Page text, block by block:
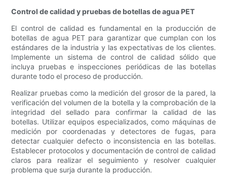
Control de calidad y pruebas de botellas de agua PET
El control de calidad es fundamental en la producción de
botellas de agua PET para garantizar que cumplan con los
estándares de la industria y las expectativas de los clientes.
Implemente un sistema de control de calidad sólido que
incluya pruebas e inspecciones periódicas de las botellas
durante todo el proceso de producción.
Realizar pruebas como la medición del grosor de la pared, la
verificación del volumen de la botella y la comprobación de la
integridad del sellado para confirmar la calidad de las
botellas. Utilizar equipos especializados, como máquinas de
medición por coordenadas y detectores de fugas, para
detectar cualquier defecto o inconsistencia en las botellas.
Establecer protocolos y documentación de control de calidad
claros para realizar el seguimiento y resolver cualquier
problema que surja durante la producción.